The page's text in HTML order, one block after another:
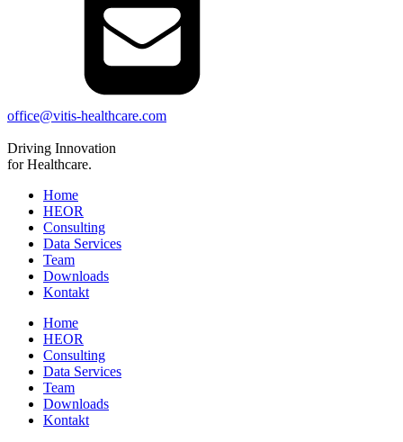
office@vitis-healthcare.com
Driving Innovation
for Healthcare.
Home
HEOR
Consulting
Data Services
Team
Downloads
Kontakt
Home
HEOR
Consulting
Data Services
Team
Downloads
Kontakt